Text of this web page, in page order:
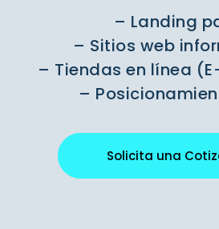
– Landing
– Sitios web
– Tiendas en línea
–
Solicita una